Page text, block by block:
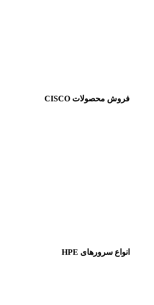
فروش محصولات CISCO
انواع سرورهای HPE